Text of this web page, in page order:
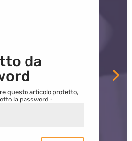
da
questo articolo protetto,
la password :